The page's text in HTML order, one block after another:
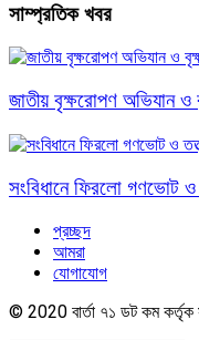
সাম্প্রতিক খবর
জাতীয় বৃক্ষরোপণ অভিযান ও
সংবিধানে ফিরলো গণভোট ও
প্রচ্ছদ
আমরা
যোগাযোগ
© 2020 বার্তা ৭১ ডট কম কর্তৃক